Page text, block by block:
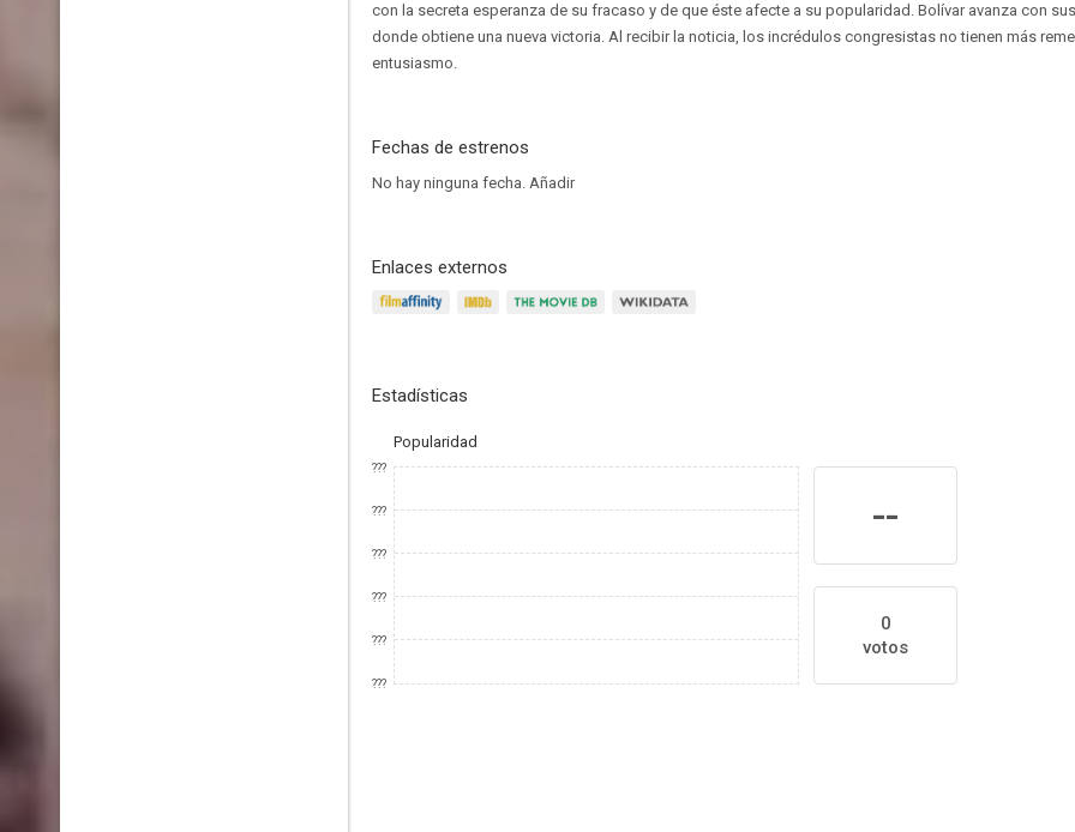
con la secreta esperanza de su fracaso y de que éste afecte a su popularidad. Bolívar avanza con
donde obtiene una nueva victoria. Al recibir la noticia, los incrédulos congresistas no tienen más
entusiasmo.
Fechas de estrenos
No hay ninguna fecha. Añadir
Enlaces externos
Estadísticas
Popularidad
???
???
???
???
???
???
--
0
votos